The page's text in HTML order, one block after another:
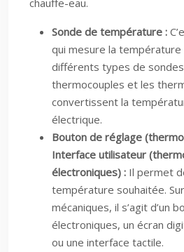
chauffe-eau.
Sonde de température :
qui mesure la température
différents types de
thermocouples et les
convertissent la
électrique.
Bouton de réglage
Interface utilisateur
électroniques) : Il permet
température souhaitée.
mécaniques, il s’agit d’un
électroniques, un écran
ou une interface tactile.